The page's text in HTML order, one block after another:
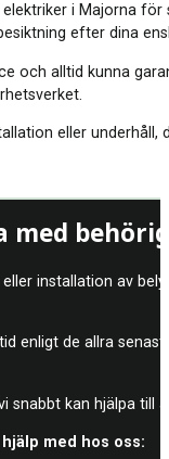
i Majorna
efter dina
och alltid kunna
eller
med
installation av
enligt de allra
snabbt kan hjälpa
med hos oss: